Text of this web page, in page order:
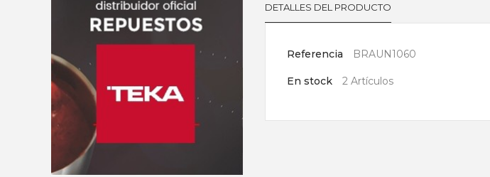
DETALLES DEL PRODUCTO
Referencia BRAUN1060
En stock 2 Artículos